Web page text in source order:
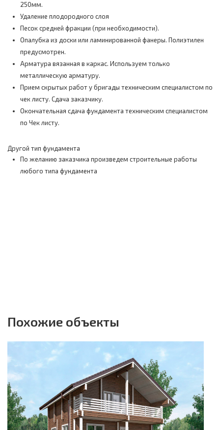
250мм.
Удаление плодородного слоя
Песок средней фракции (при необходимости).
Опалубка из доски или ламинированной фанеры. Полиэтилен
предусмотрен.
Арматура вязанная в каркас. Используем только
металлическую арматуру.
Прием скрытых работ у бригады техническим специалистом по
чек листу. Сдача заказчику.
Окончательная сдача фундамента техническим специалистом
по Чек листу.
Другой тип фундамента
По желанию заказчика произведем строительные работы
любого типа фундамента
Похожие объекты